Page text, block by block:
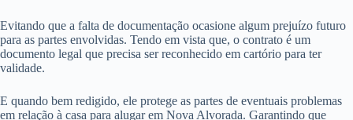
Evitando que a falta de documentação ocasione algum prejuízo futuro
para as partes envolvidas. Tendo em vista que, o contrato é um
documento legal que precisa ser reconhecido em cartório para ter
validade.
E quando bem redigido, ele protege as partes de eventuais problemas
em relação à casa para alugar em Nova Alvorada. Garantindo que